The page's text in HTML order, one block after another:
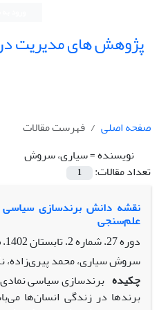
پژوهش های مدیریت
صفحه اصلی
فهرست مقالات
نویسنده =سیاری، سروش
تعداد مقالات:
1
نقشه دانش برندسازی
علم‌سنجی
دوره 27، شماره 2، تابستان 1402، صفحه
سروش سیاری، محمد پیری‌زاده،
چکیده برندسازی سیاسی نمادی
برندها در زندگی انسان‌ها